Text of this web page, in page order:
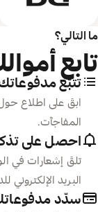
ما التالي؟
تابع
تتبّع
ابقَ على اطلاع
المفاجآت.
احصل على
تلقَ إشعارات في
البريد الإلكتروني
سدّد